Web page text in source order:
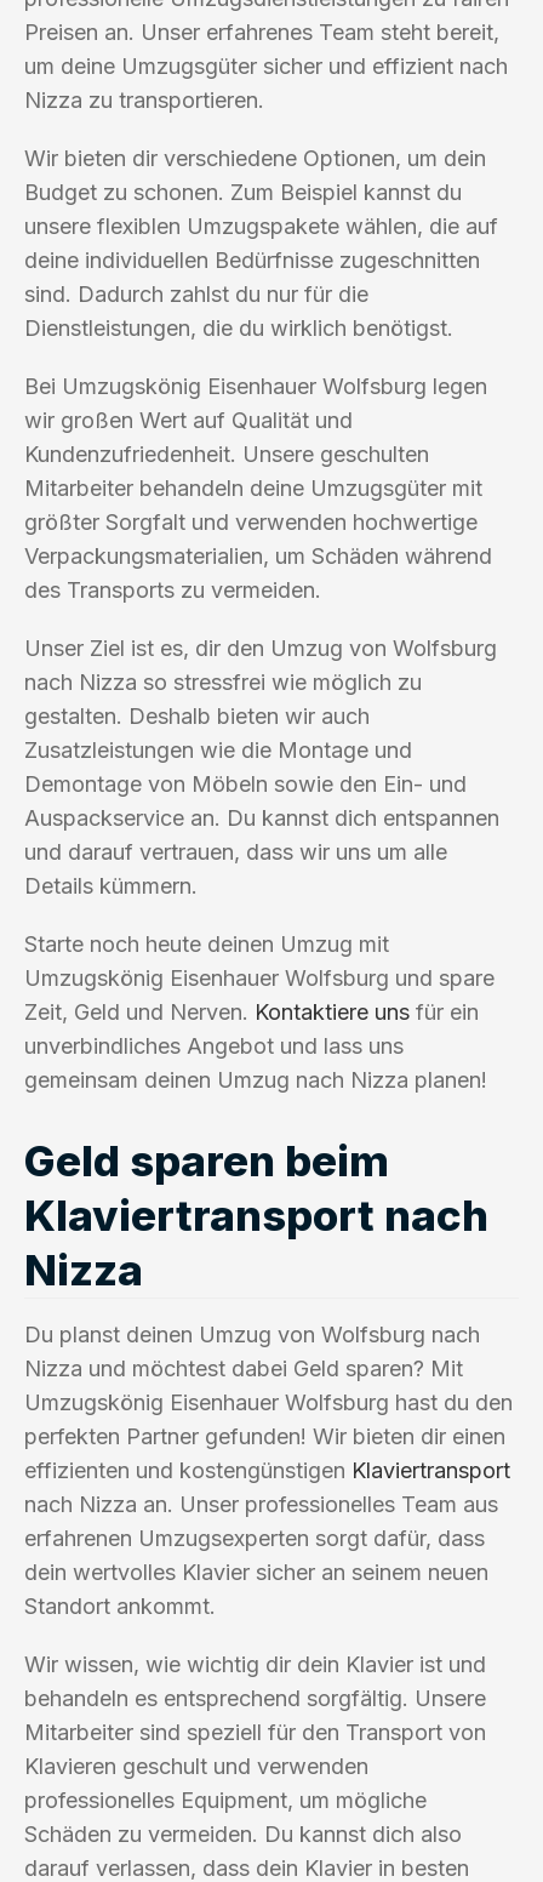
Preisen an. Unser erfahrenes Team steht bereit,
um deine Umzugsgüter sicher und effizient nach
Nizza zu transportieren.
Wir bieten dir verschiedene Optionen, um dein
Budget zu schonen. Zum Beispiel kannst du
unsere flexiblen Umzugspakete wählen, die auf
deine individuellen Bedürfnisse zugeschnitten
sind. Dadurch zahlst du nur für die
Dienstleistungen, die du wirklich benötigst.
Bei Umzugskönig Eisenhauer Wolfsburg legen
wir großen Wert auf Qualität und
Kundenzufriedenheit. Unsere geschulten
Mitarbeiter behandeln deine Umzugsgüter mit
größter Sorgfalt und verwenden hochwertige
Verpackungsmaterialien, um Schäden während
des Transports zu vermeiden.
Unser Ziel ist es, dir den Umzug von Wolfsburg
nach Nizza so stressfrei wie möglich zu
gestalten. Deshalb bieten wir auch
Zusatzleistungen wie die Montage und
Demontage von Möbeln sowie den Ein- und
Auspackservice an. Du kannst dich entspannen
und darauf vertrauen, dass wir uns um alle
Details kümmern.
Starte noch heute deinen Umzug mit
Umzugskönig Eisenhauer Wolfsburg und spare
Zeit, Geld und Nerven. Kontaktiere uns für ein
unverbindliches Angebot und lass uns
gemeinsam deinen Umzug nach Nizza planen!
Geld sparen beim
Klaviertransport nach
Nizza
Du planst deinen Umzug von Wolfsburg nach
Nizza und möchtest dabei Geld sparen? Mit
Umzugskönig Eisenhauer Wolfsburg hast du den
perfekten Partner gefunden! Wir bieten dir einen
effizienten und kostengünstigen Klaviertransport
nach Nizza an. Unser professionelles Team aus
erfahrenen Umzugsexperten sorgt dafür, dass
dein wertvolles Klavier sicher an seinem neuen
Standort ankommt.
Wir wissen, wie wichtig dir dein Klavier ist und
behandeln es entsprechend sorgfältig. Unsere
Mitarbeiter sind speziell für den Transport von
Klavieren geschult und verwenden
professionelles Equipment, um mögliche
Schäden zu vermeiden. Du kannst dich also
darauf verlassen, dass dein Klavier in besten